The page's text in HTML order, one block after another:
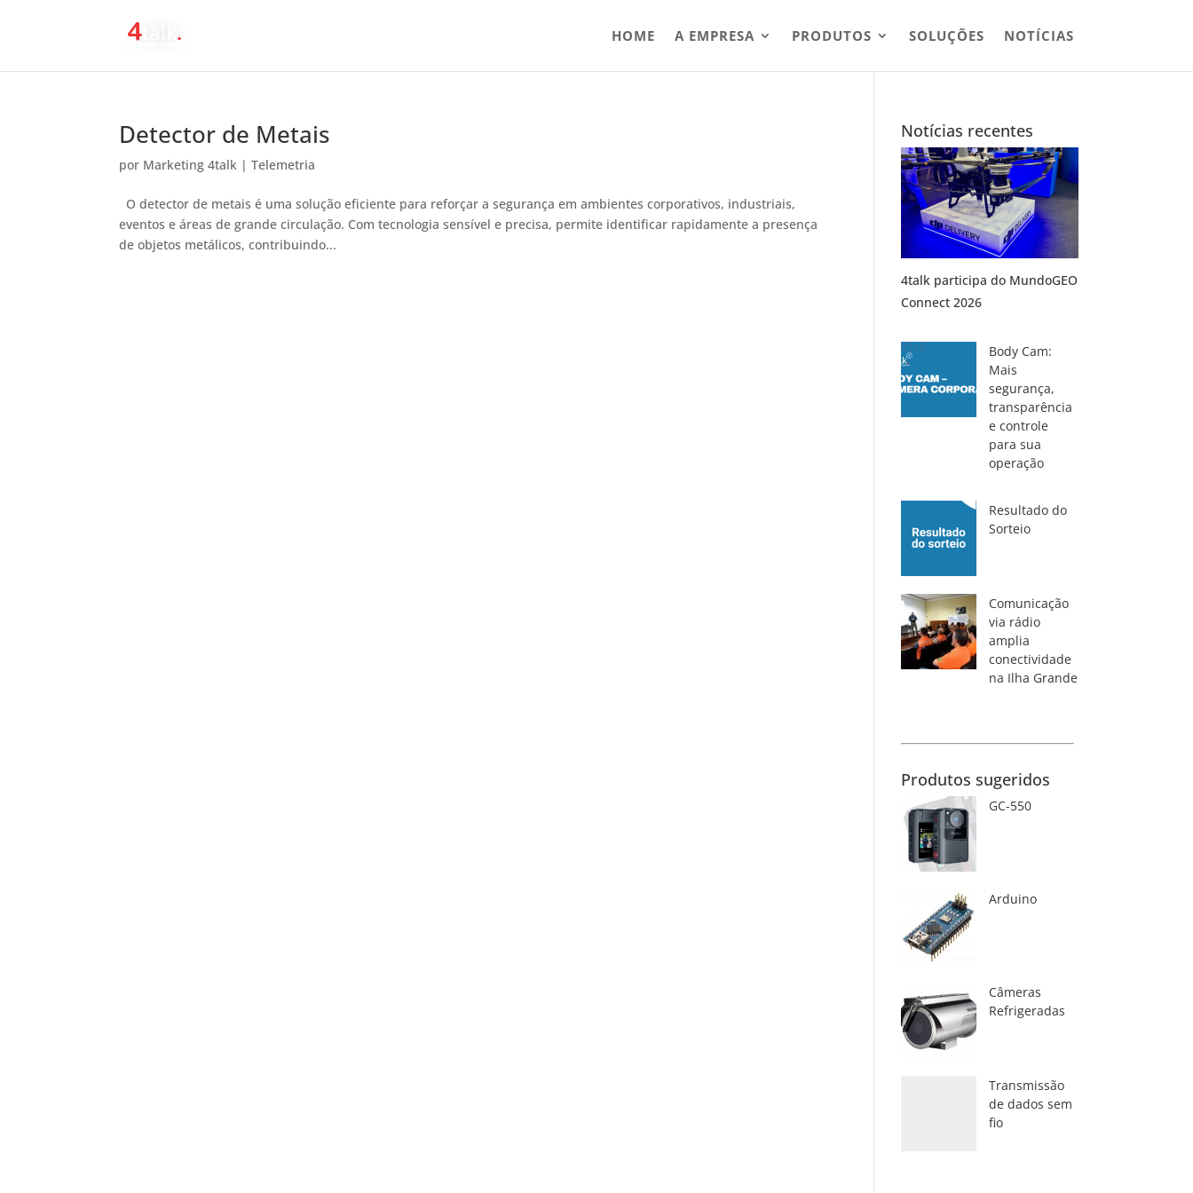
HOME A EMPRESA PRODUTOS SOLUÇÕES NOTÍCIAS
Detector de Metais
por Marketing 4talk |Telemetria
O detector de metais é uma solução eficiente para reforçar a segurança em ambientes corporativos, industriais,
eventos e áreas de grande circulação. Com tecnologia sensível e precisa, permite identificar rapidamente a presença
de objetos metálicos, contribuindo...
Notícias recentes
4talk participa do MundoGEO
Connect 2026
Body Cam:
Mais
segurança,
transparência
e controle
para sua
operação
Resultado do
Sorteio
Comunicação
via rádio
amplia
conectividade
na Ilha Grande
Produtos sugeridos
GC-550
Arduino
Câmeras
Refrigeradas
Transmissão
de dados sem
fio